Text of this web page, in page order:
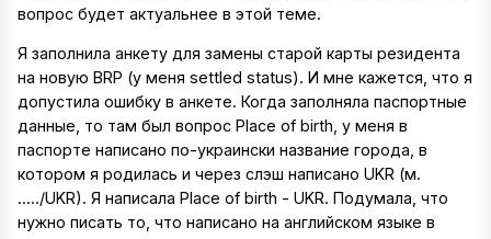
вопрос будет актуальнее в этой теме.
Я заполнила анкету для замены старой карты резидента
на новую BRP (у меня settled status). И мне кажется, что я
допустила ошибку в анкете. Когда заполняла паспортные
данные, то там был вопрос Place of birth, у меня в
паспорте написано по-украински название города, в
котором я родилась и через слэш написано UKR (м.
...../UKR). Я написала Place of birth - UKR. Подумала, что
нужно писать то, что написано на английском языке в